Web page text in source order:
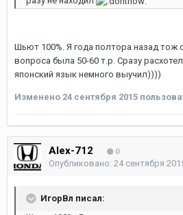
Шьют 100%. Я года полтора назад тож
вопроса была 50-60 т.р. Сразу
японский язык немного выучил))))
Изменено 24 сентября 2015
Alex-712 0
Опубликовано: 24 сентября
ИгорВл писал: